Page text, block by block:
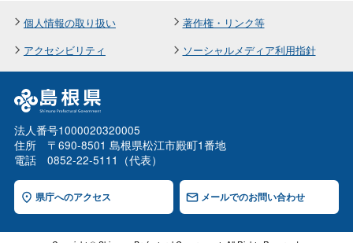
個人情報の取り扱い
著作権・リンク等
アクセシビリティ
ソーシャルメディア利用指針
法人番号1000020320005
住所 〒690-8501 島根県松江市殿町1番地
電話 0852-22-5111（代表）
県庁へのアクセス メールでのお問い合わせ